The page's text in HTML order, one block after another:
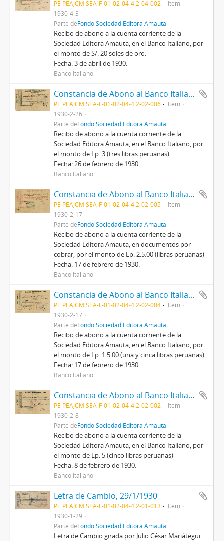
PE PEAJCM SEA-F-01-02-04-4.2-04-002
Item
1930-4-3
Parte deFondo Sociedad Editora Amauta
Recibo de abono a la cuenta corriente de la
Sociedad Editora Amauta, en el Banco Italiano, por
el monto de S/. 20 soles de oro.
Fecha: 3 de abril de 1930.
Banco Italiano
Constancia de Abono al Banco Italiano de Lima, 26/2/1930
PE PEAJCM SEA-F-01-02-04-4.2-02-006
Item
1930-2-26
Parte deFondo Sociedad Editora Amauta
Recibo de abono a la cuenta corriente de la
Sociedad Editora Amauta, en el Banco Italiano, por
el monto de Lp. 3 (tres libras peruanas)
Fecha: 26 de febrero de 1930.
Banco Italiano
Constancia de Abono al Banco Italiano de Lima, 17/2/1930
PE PEAJCM SEA-F-01-02-04-4.2-02-005
Item
1930-2-17
Parte deFondo Sociedad Editora Amauta
Recibo de abono a la cuenta corriente de la
Sociedad Editora Amauta, en documentos por
cobrar, por el monto de Lp. 2.5.00 (libras peruanas)
Fecha: 17 de febrero de 1930.
Banco Italiano
Constancia de Abono al Banco Italiano de Lima, 17/2/1930
PE PEAJCM SEA-F-01-02-04-4.2-02-004
Item
1930-2-17
Parte deFondo Sociedad Editora Amauta
Recibo de abono a la cuenta corriente de la
Sociedad Editora Amauta, en el Banco Italiano, por
el monto de Lp. 1.5.00 (una y cinca libras peruanas)
Fecha: 17 de febrero de 1930.
Banco Italiano
Constancia de Abono al Banco Italiano de Lima, 8/2/1930
PE PEAJCM SEA-F-01-02-04-4.2-02-002
Item
1930-2-8
Parte deFondo Sociedad Editora Amauta
Recibo de abono a la cuenta corriente de la
Sociedad Editora Amauta, en el Banco Italiano, por
el monto de Lp. 5 (cinco libras peruanas)
Fecha: 8 de febrero de 1930.
Banco Italiano
Letra de Cambio, 29/1/1930
PE PEAJCM SEA-F-01-02-04-4.2-01-013
Item
1930-1-29
Parte deFondo Sociedad Editora Amauta
Letra de Cambio girada por Julio César Mariátegui